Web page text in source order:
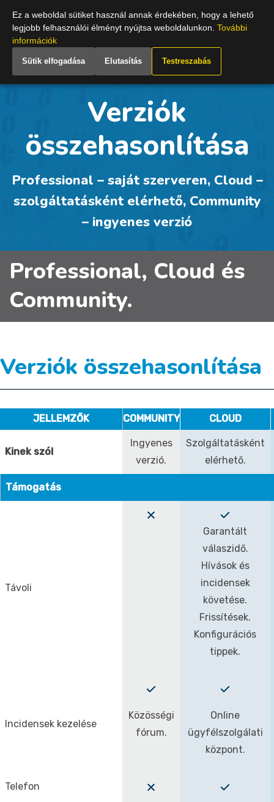
Hungary
Verziók
összehasonlítása
Professional – saját szerveren, Cloud –
szolgáltatásként elérhető, Community
– ingyenes verzió
Professional, Cloud és
Community.
Verziók összehasonlítása
JELLEMZŐK COMMUNITY CLOUD
Kinek szól
Ingyenes
verzió.
Szolgáltatásként
elérhető.
Támogatás
Távoli
Garantált
válaszidő.
Hívások és
incidensek
követése.
Frissítések.
Konfigurációs
tippek.
Incidensek kezelése
Közösségi
fórum.
Online
ügyfélszolgálati
központ.
Telefon
Ez a weboldal sütiket használ annak érdekében, hogy a lehető
legjobb felhasználói élményt nyújtsa weboldalunkon. További
információk
Sütik elfogadása Elutasítás Testreszabás